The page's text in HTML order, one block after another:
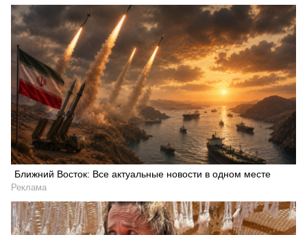
Ближний Восток: Все актуальные новости в одном месте
Реклама